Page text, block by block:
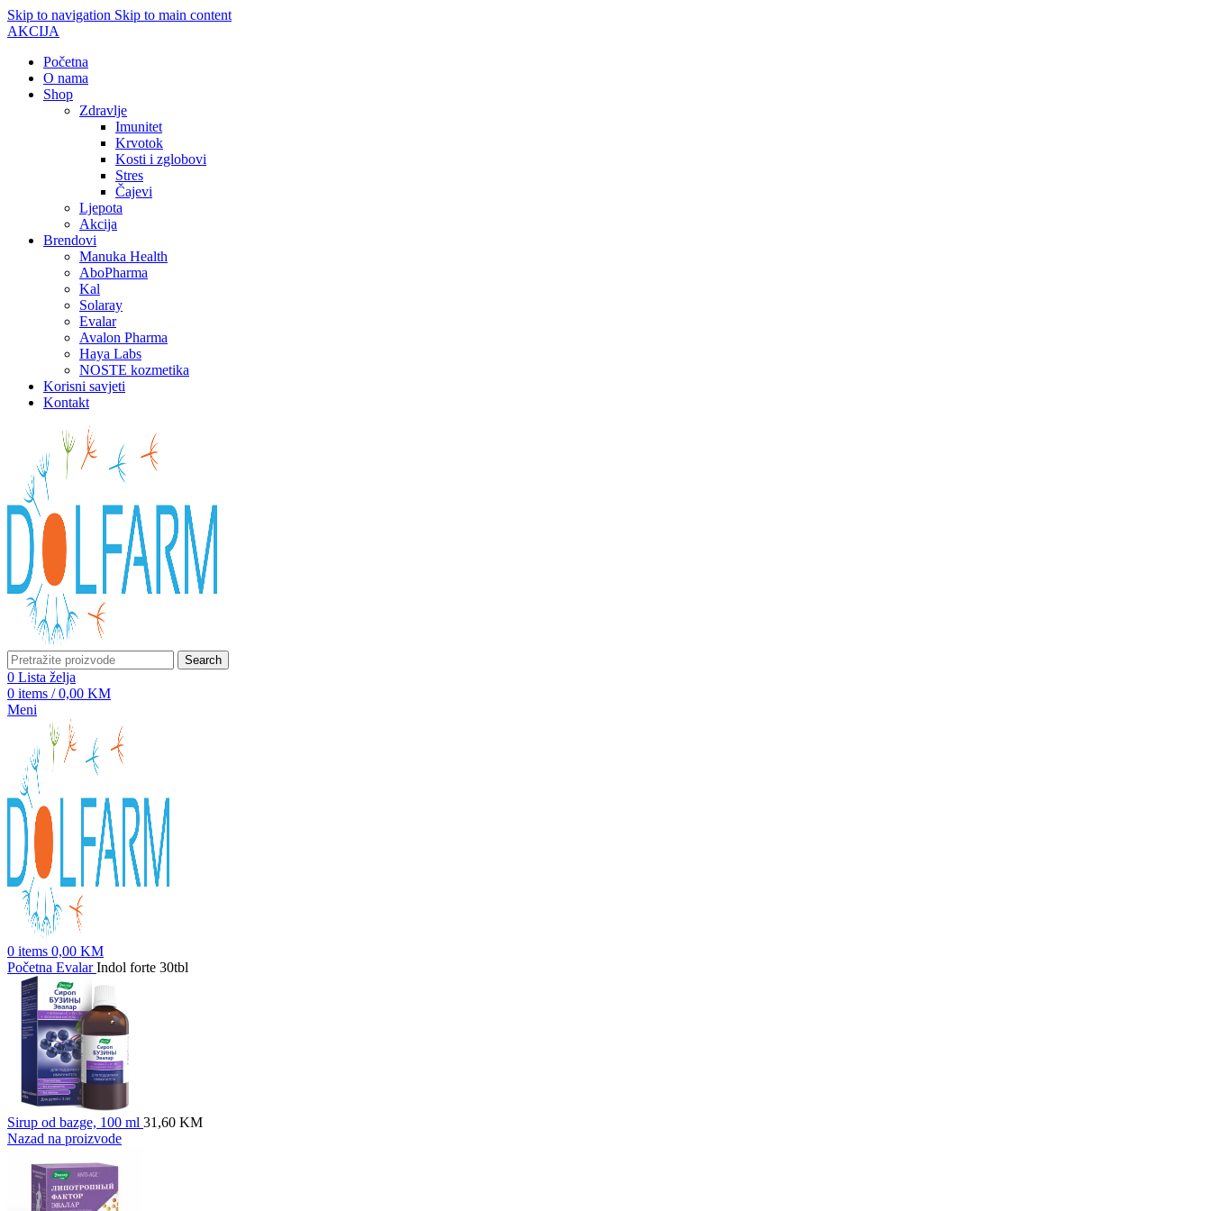
Skip to navigation Skip to main content
AKCIJA
Početna
O nama
Shop
Zdravlje
Imunitet
Krvotok
Kosti i zglobovi
Stres
Čajevi
Ljepota
Akcija
Brendovi
Manuka Health
AboPharma
Kal
Solaray
Evalar
Avalon Pharma
Haya Labs
NOSTE kozmetika
Korisni savjeti
Kontakt
Search
0 Lista želja
0 items / 0,00 KM
Meni
0 items 0,00 KM
Početna EvalarIndol forte 30tbl
Sirup od bazge, 100 ml 31,60 KM
Nazad na proizvode